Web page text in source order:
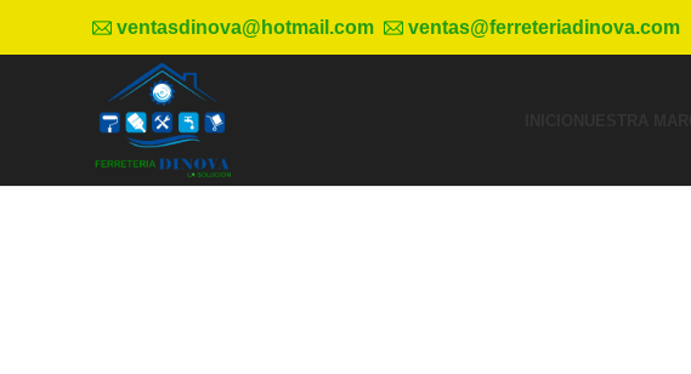
ventasdinova@hotmail.com ventas@ferreteriadinova.com